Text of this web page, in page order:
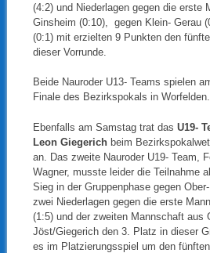
(4:2) und Niederlagen gegen die erste
Ginsheim (0:10), gegen Klein- Gerau
(0:1) mit erzielten 9 Punkten den
dieser Vorrunde.
Beide Nauroder U13- Teams spielen
Finale des Bezirkspokals in Worfelden.
Ebenfalls am Samstag trat das U19-
Leon Giegerichbeim
an. Das zweite Nauroder U19- Team,
Wagner, musste leider die Teilnahme
Sieg in der Gruppenphase gegen
zwei Niederlagen gegen die erste
(1:5) und der zweiten Mannschaft aus
Jöst/Giegerich den 3. Platz in dieser
es im Platzierungsspiel um den